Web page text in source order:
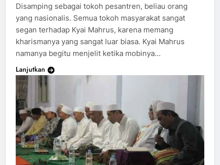
Disamping sebagai tokoh pesantren, beliau orang
yang nasionalis. Semua tokoh masyarakat sangat
segan terhadap Kyai Mahrus, karena memang
kharismanya yang sangat luar biasa. Kyai Mahrus
namanya begitu menjelit ketika mobinya…
Lanjutkan